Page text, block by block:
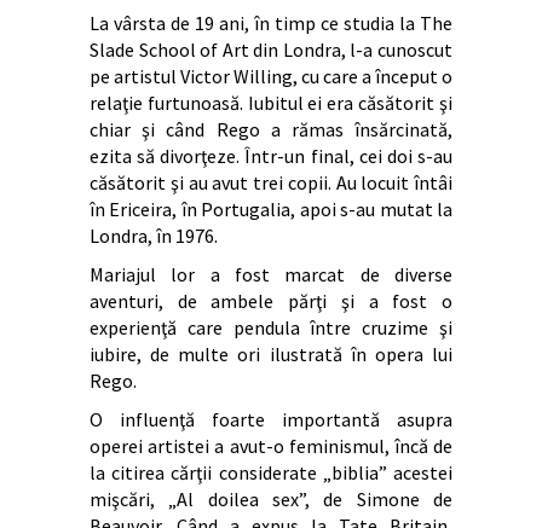
La vârsta de 19 ani, în timp ce studia la The
Slade School of Art din Londra, l-a cunoscut
pe artistul Victor Willing, cu care a început o
relaţie furtunoasă. Iubitul ei era căsătorit şi
chiar şi când Rego a rămas însărcinată,
ezita să divorţeze. Într-un final, cei doi s-au
căsătorit şi au avut trei copii. Au locuit întâi
în Ericeira, în Portugalia, apoi s-au mutat la
Londra, în 1976.
Mariajul lor a fost marcat de diverse
aventuri, de ambele părţi şi a fost o
experienţă care pendula între cruzime şi
iubire, de multe ori ilustrată în opera lui
Rego.
O influenţă foarte importantă asupra
operei artistei a avut-o feminismul, încă de
la citirea cărţii considerate „biblia” acestei
mişcări, „Al doilea sex”, de Simone de